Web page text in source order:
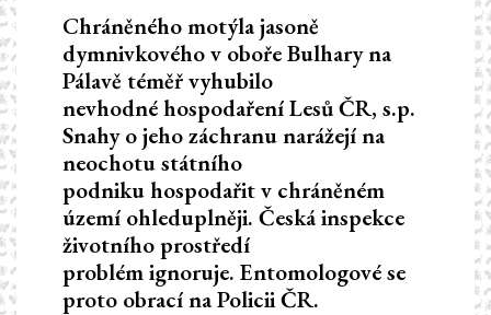
Chráněného motýla jasoně
dymnivkového v oboře Bulhary na
Pálavě téměř vyhubilo
nevhodné hospodaření Lesů ČR, s.p.
Snahy o jeho záchranu narážejí na
neochotu státního
podniku hospodařit v chráněném
území ohleduplněji. Česká inspekce
životního prostředí
problém ignoruje. Entomologové se
proto obrací na Policii ČR.